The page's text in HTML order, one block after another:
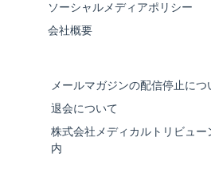
ソーシャルメディアポリシー
会社概要
メールマガジンの配信停止につ
退会について
株式会社メディカルトリビュ
内